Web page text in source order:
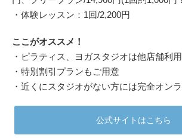
・体験レッスン：1回/2,200円
ここがオススメ！
・ピラティス、ヨガスタジオは他店舗利
・特別割引プランもご用意
・近くにスタジオがない方には完全オン
公式サイトはこちら